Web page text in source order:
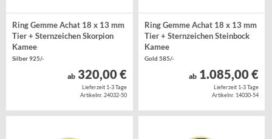
Ring Gemme Achat 18 x 13 mm
Tier + Sternzeichen Skorpion
Kamee
Silber 925/-
ab320,00 €
Lieferzeit 1-3 Tage
Artikelnr. 24032-50
Ring Gemme Achat 18 x 13 mm
Tier + Sternzeichen Steinbock
Kamee
Gold 585/-
ab 1.085,00 €
Lieferzeit 1-3 Tage
Artikelnr. 14030-54